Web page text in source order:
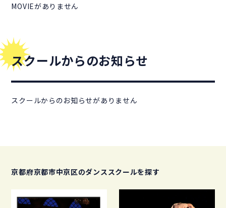
MOVIEがありません
スクールからのお知らせ
スクールからのお知らせがありません
京都府京都市中京区のダンススクールを探す